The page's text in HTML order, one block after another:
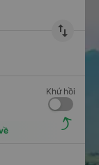
import_export
Khứ hồi